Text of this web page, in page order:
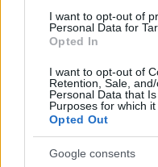
I want to opt-out of
Personal Data for
Opted In
I want to opt-out of
Retention, Sale,
Personal Data that
Purposes for which it
Opted Out
Google consents
Támogatás
a